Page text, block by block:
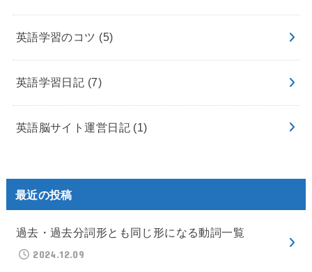
英語学習のコツ (5)
英語学習日記 (7)
英語脳サイト運営日記 (1)
最近の投稿
過去・過去分詞形とも同じ形になる動詞一覧
2024.12.09